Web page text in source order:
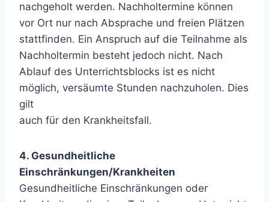
nachgeholt werden. Nachholtermine können
vor Ort nur nach Absprache und freien Plätzen
stattfinden. Ein Anspruch auf die Teilnahme als
Nachholtermin besteht jedoch nicht. Nach
Ablauf des Unterrichtsblocks ist es nicht
möglich, versäumte Stunden nachzuholen. Dies
gilt
auch für den Krankheitsfall.
4. Gesundheitliche
Einschränkungen/Krankheiten
Gesundheitliche Einschränkungen oder